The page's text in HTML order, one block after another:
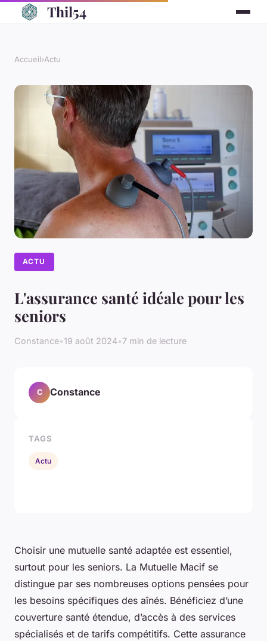
Thil54
Accueil›Actu
ACTU
L'assurance santé idéale pour les
seniors
Constance•19 août 2024•7 min de lecture
Choisir une mutuelle santé adaptée est essentiel,
surtout pour les seniors. La Mutuelle Macif se
distingue par ses nombreuses options pensées pour
les besoins spécifiques des aînés. Bénéficiez d’une
couverture santé étendue, d’accès à des services
spécialisés et de tarifs compétitifs. Cette assurance
C Constance
TAGS
Actu